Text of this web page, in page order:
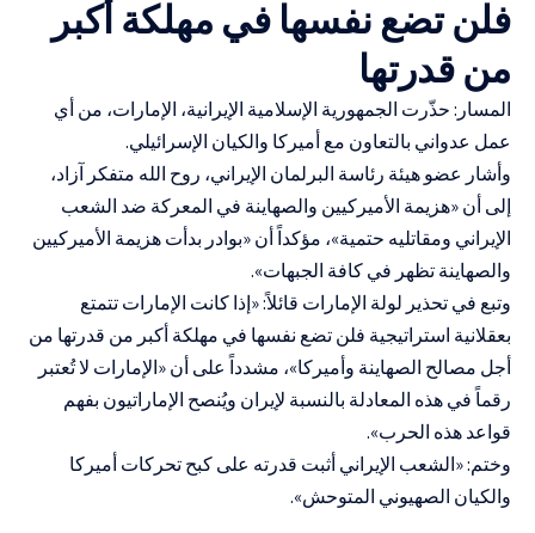
فلن تضع نفسها في مهلكة أكبر
من قدرتها
المسار: حذّرت الجمهورية الإسلامية الإيرانية، الإمارات، من أي
عمل عدواني بالتعاون مع أميركا والكيان الإسرائيلي.
وأشار عضو هيئة رئاسة البرلمان الإيراني، روح الله متفكر آزاد،
إلى أن «هزيمة الأميركيين والصهاينة في المعركة ضد الشعب
الإيراني ومقاتليه حتمية»، مؤكداً أن «بوادر بدأت هزيمة الأميركيين
والصهاينة تظهر في كافة الجبهات».
وتبع في تحذير لولة الإمارات قائلاً: «إذا كانت الإمارات تتمتع
بعقلانية استراتيجية فلن تضع نفسها في مهلكة أكبر من قدرتها من
أجل مصالح الصهاينة وأميركا»، مشدداً على أن «الإمارات لا تُعتبر
رقماً في هذه المعادلة بالنسبة لإيران ويُنصح الإماراتيون بفهم
قواعد هذه الحرب».
وختم: «الشعب الإيراني أثبت قدرته على كبح تحركات أميركا
والكيان الصهيوني المتوحش».